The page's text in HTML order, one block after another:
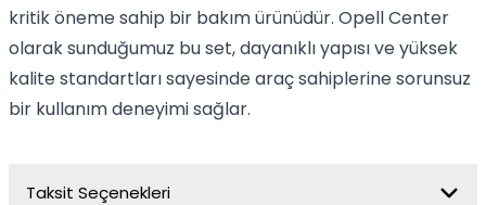
kritik öneme sahip bir bakım ürünüdür. Opell Center
olarak sunduğumuz bu set, dayanıklı yapısı ve yüksek
kalite standartları sayesinde araç sahiplerine sorunsuz
bir kullanım deneyimi sağlar.
Taksit Seçenekleri